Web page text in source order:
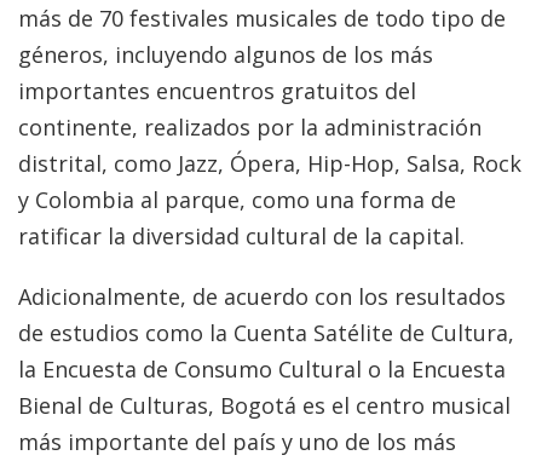
más de 70 festivales musicales de todo tipo de
géneros, incluyendo algunos de los más
importantes encuentros gratuitos del
continente, realizados por la administración
distrital, como Jazz, Ópera, Hip-Hop, Salsa, Rock
y Colombia al parque, como una forma de
ratificar la diversidad cultural de la capital.
Adicionalmente, de acuerdo con los resultados
de estudios como la Cuenta Satélite de Cultura,
la Encuesta de Consumo Cultural o la Encuesta
Bienal de Culturas, Bogotá es el centro musical
más importante del país y uno de los más